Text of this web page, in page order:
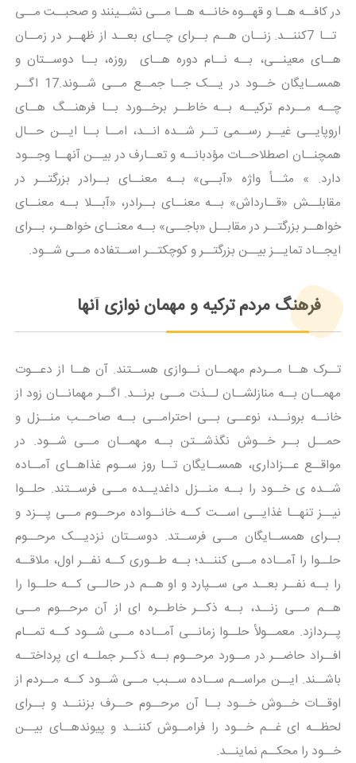
در کافــه هــا و قهــوه خانــه هــا مــی نشــینند و صحبــت مــی
تــا 7کننــد. زنــان هــم بــرای چــای بعــد از ظهــر در زمــان
هــای معینــی، بــه نــام دوره هــای روزه، بــا دوســتان و
همســایگان خــود در یــک جــا جمــع مــی شــوند.17 اگــر
چــه مــردم ترکیــه بــه خاطــر برخــورد بــا فرهنــگ هــای
اروپایــی غیــر رســمی تــر شــده انــد، امــا بــا ایــن حــال
همچنــان اصطلاحــات مؤدبانــه و تعــارف در بیــن آنهــا وجــود
دارد. » مثــأ واژه «آبــی» بــه معنــای بــرادر بزرگتــر در
مقابلــش «قــارداش» بــه معنــای بــرادر، «آبــلا بــه معنــای
خواهــر بزرگتــر در مقابــل «باجــی» بــه معنــای خواهــر، بــرای
ایجــاد تمایــز بیــن بزرگتــر و کوچکتــر اســتفاده مــی شــود.
فرهنگ مردم ترکیه و مهمان نوازی آنها
تــرک هــا مــردم مهمــان نــوازی هســتند. آن هــا از دعــوت
مهمــان بــه منازلشــان لــذت مــی برنــد. اگــر مهمانــان زود از
خانــه برونــد، نوعــی بــی احترامــی بــه صاحــب منــزل و
حمــل بــر خــوش نگذشــتن بــه مهمــان مــی شــود. در
مواقــع عــزاداری، همســایگان تــا روز ســوم غذاهــای آمــاده
شــده ی خــود را بــه منــزل داغدیــده مــی فرســتند. حلــوا
نیــز تنهــا غذایــی اســت کــه خانــواده مرحــوم مــی پــزد و
بــرای همســایگان مــی فرســتد. دوســتان نزدیــک مرحــوم
حلــوا را آمــاده مــی کننــد؛ بــه طــوری کــه نفــر اول، ملاقــه
را بــه نفــر بعــد می ســپارد و او هــم در حالــی کــه حلــوا را
هــم مــی زنــد، بــه ذکــر خاطــره ای از آن مرحــوم مــی
پــردازد. معمــولأ حلــوا زمانــی آمــاده مــی شــود کــه تمــام
افــراد حاضــر در مــورد مرحــوم بــه ذکــر جملــه ای پرداختــه
باشــند. ایــن مراســم ســاده ســبب مــی شــود کــه مــردم از
اوقــات خــوش خــود بــا آن مرحــوم حــرف بزننــد و بــرای
لحظــه ای غــم خــود را فرامــوش کننــد و پیوندهــای بیــن
خــود را محکــم نماینــد.